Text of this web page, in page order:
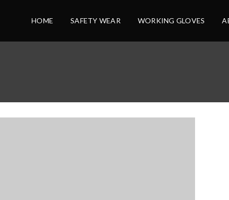
HOME SAFETY WEAR WORKING GLOVES